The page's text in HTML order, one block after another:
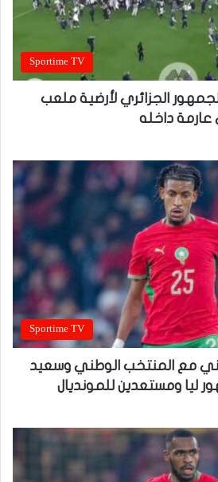
Sportime TV
الجزائري لأرضية ملعب
داخله
Sportime TV
مع المنتخب الوطني وسعيد
ليا ومستعدين للمونديال